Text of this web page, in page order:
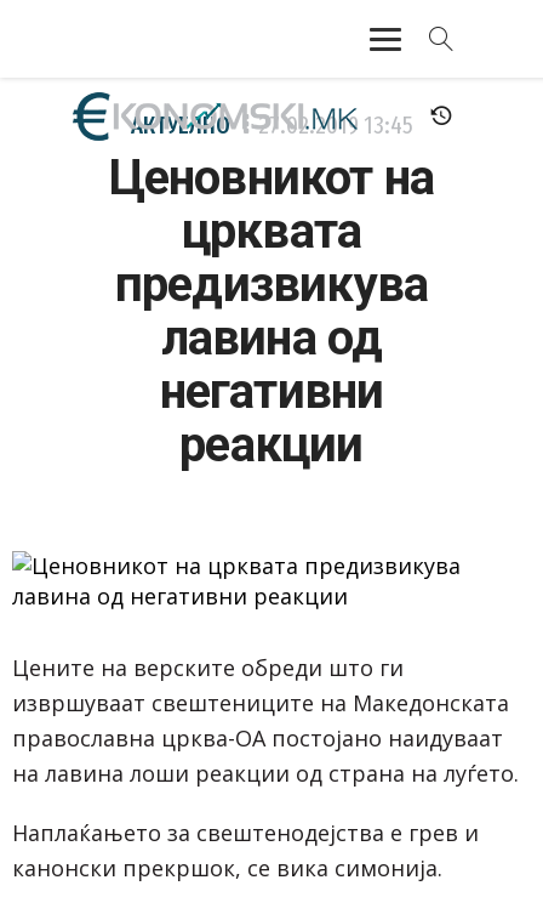
АКТУЕЛНО
ЕКОНОМИЈА
ФИНАНСИИ
БАНКАРСТВО
ЖИВОТ
АКТУЕЛНО 27.02.2019 13:45
Ценовникот на
црквата
предизвикува
лавина од
негативни
реакции
Цените на верските обреди што ги
извршуваат свештениците на Македонската
православна црква-ОА постојано наидуваат
на лавина лоши реакции од страна на луѓето.
Наплаќањето за свештенодејства е грев и
канонски прекршок, се вика симонија.